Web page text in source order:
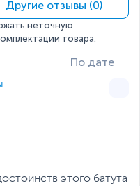
см
описании товара,
нажмите Ctrl+Enter.
вид данного товара
быть изменены
Другие отзывы (0)
неточную
товара.
По дате
этого батута